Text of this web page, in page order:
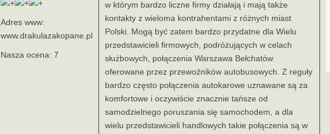
Adres www:
www.drakulazakopane.pl
Nasza ocena: 7
w którym bardzo liczne firmy działają i mają także
kontakty z wieloma kontrahentami z różnych miast
Polski. Mogą być zatem bardzo przydatne dla Wielu
przedstawicieli firmowych, podróżujących w celach
służbowych, połączenia Warszawa Bełchatów
oferowane przez przewoźników autobusowych. Z reguły
bardzo często połączenia autokarowe uznawane są za
komfortowe i oczywiście znacznie tańsze od
samodzielnego poruszania się samochodem, a dla
wielu przedstawicieli handlowych takie połączenia są w